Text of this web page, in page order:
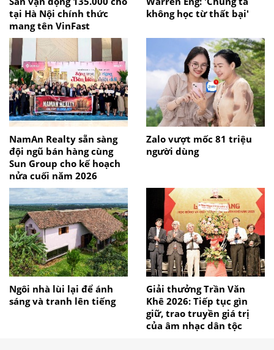
tại Hà Nội chính thức
mang tên VinFast
không học từ thất bại'
NamAn Realty sẵn sàng
đội ngũ bán hàng cùng
Sun Group cho kế hoạch
nửa cuối năm 2026
Zalo vượt mốc 81 triệu
người dùng
Ngôi nhà lùi lại để ánh
sáng và tranh lên tiếng
Giải thưởng Trần Văn
Khê 2026: Tiếp tục gìn
giữ, trao truyền giá trị
của âm nhạc dân tộc